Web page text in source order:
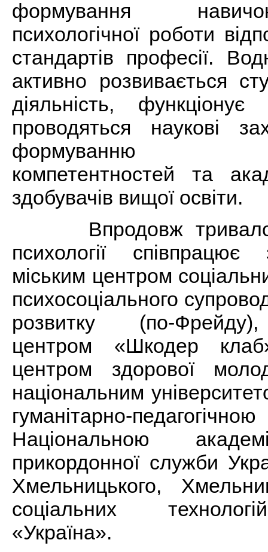
формування
психологічної роботи
стандартів професії.
активно розвивається
діяльність,
проводяться наукові
формуванню
компетентностей та
здобувачів вищої освіти.
Впродовж
психології
міським центром
психосоціального
розвитку (по-
центром «Шкодер
центром здорової
національним
гуманітарно-
Національною
прикордонної служби
Хмельницького,
соціальних
«Україна».